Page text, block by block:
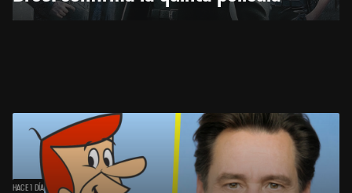
HACE 1 DÍA